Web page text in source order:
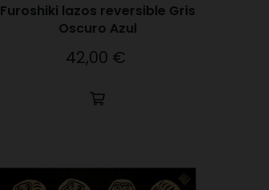
Furoshiki lazos reversible Gris
Oscuro Azul
Precio
42,00 €